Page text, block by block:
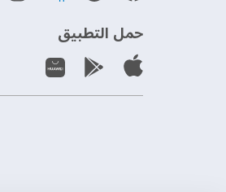
حمل التطبيق